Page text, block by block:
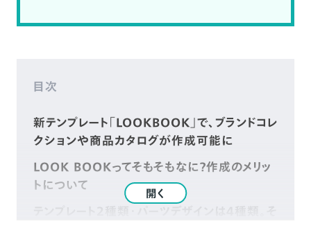
目次
新テンプレート「LOOKBOOK」で、ブランドコレ
クションや商品カタログが作成可能に
LOOK BOOKってそもそもなに？作成のメリッ
トについて
開く